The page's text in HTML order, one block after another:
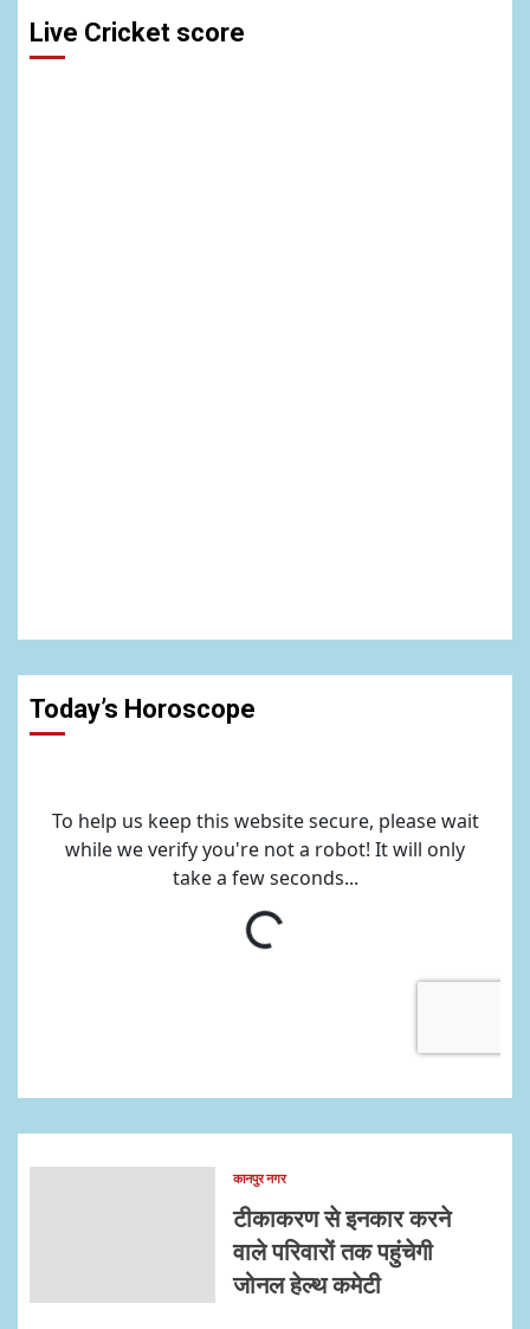
Live Cricket score
Today’s Horoscope
कानपुर नगर
टीकाकरण से इनकार करने
वाले परिवारों तक पहुंचेगी
जोनल हेल्थ कमेटी